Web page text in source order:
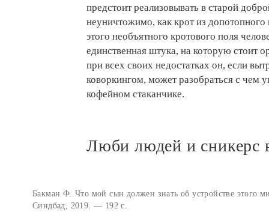
предстоит реализовывать в старой
неуничтожимо, как крот из
этого необъятного кротового поля
единственная штука, на которую стоит
при всех своих недостатках он, если
коворкингом, может разобраться с чем
кофейном стаканчике.
Люби людей и сникерс
Бакман Ф. Что мой сын должен знать об устройстве
Синдбад, 2019. — 192 с.